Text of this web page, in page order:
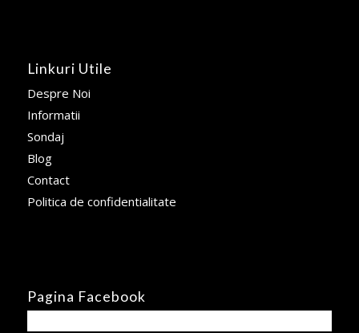
Linkuri Utile
Despre Noi
Informatii
Sondaj
Blog
Contact
Politica de confidentialitate
Pagina Facebook